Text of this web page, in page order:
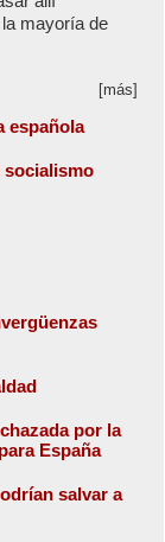
mayoría de
[más]
española
socialismo
por la
España
salvar a